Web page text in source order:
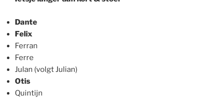
Dante
Felix
Ferran
Ferre
Julan (volgt Julian)
Otis
Quintijn